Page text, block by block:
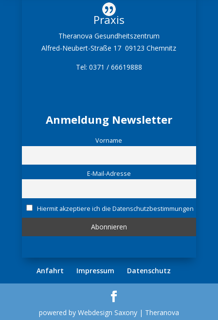
Praxis
Theranova Gesundheitszentrum
Alfred-Neubert-Straße 17 09123 Chemnitz
Tel: 0371 / 66619888
Anmeldung Newsletter
Vorname
E-Mail-Adresse
Hiermit akzeptiere ich die Datenschutzbestimmungen
Anfahrt Impressum Datenschutz
powered by Webdesign Saxony | Theranova